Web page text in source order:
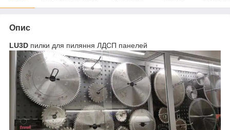
Опис
LU3D пилки для пиляння ЛДСП панелей